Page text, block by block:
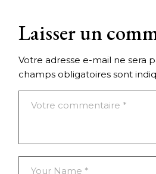
Laisser un
Votre adresse e-mail ne sera
champs obligatoires sont